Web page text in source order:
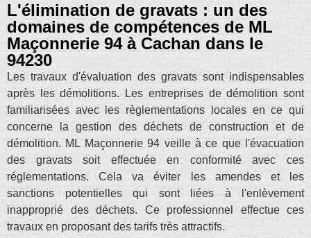
L'élimination de gravats : un des
domaines de compétences de ML
Maçonnerie 94 à Cachan dans le
94230
Les travaux d'évaluation des gravats sont indispensables
après les démolitions. Les entreprises de démolition sont
familiarisées avec les règlementations locales en ce qui
concerne la gestion des déchets de construction et de
démolition. ML Maçonnerie 94 veille à ce que l'évacuation
des gravats soit effectuée en conformité avec ces
réglementations. Cela va éviter les amendes et les
sanctions potentielles qui sont liées à l'enlèvement
inapproprié des déchets. Ce professionnel effectue ces
travaux en proposant des tarifs très attractifs.